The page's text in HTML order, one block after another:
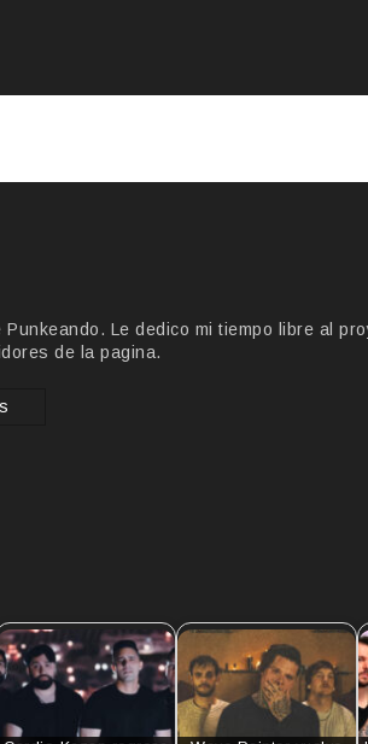
Le dedico mi tiempo libre al
de la pagina.